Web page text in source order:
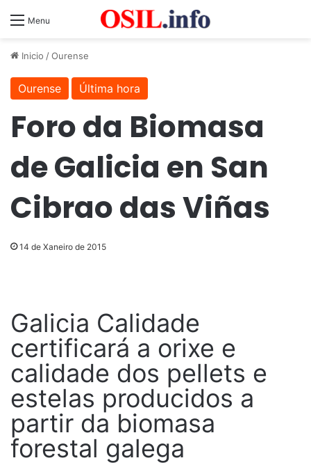
Menu
Inicio /Ourense
Ourense Última hora
Foro da Biomasa
de Galicia en San
Cibrao das Viñas
14 de Xaneiro de 2015
Galicia Calidade
certificará a orixe e
calidade dos pellets e
estelas producidos a
partir da biomasa
forestal galega